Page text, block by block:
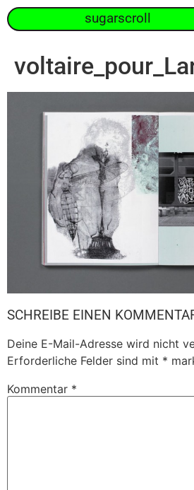
sugarscroll
SCHREIBE EINEN
Deine E-Mail-Adresse wird nicht
Erforderliche Felder sind mit *
Kommentar *